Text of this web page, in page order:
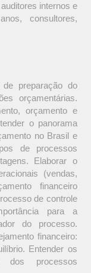
internos e
consultores,
preparação do
orçamentárias.
orçamento e
o panorama
no Brasil e
de processos
Elaborar o
(vendas,
financeiro
de controle
para a
do processo.
financeiro:
Entender os
dos processos